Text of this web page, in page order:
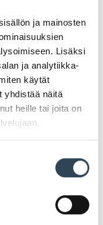
ja mainosten
Lisäksi
ja analytiikka-
käytät
yhdistää näitä
heille tai joita on
VOIMASSA